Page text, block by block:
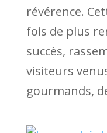
révérence.
fois de plus
succès,
visiteurs
gourmands,